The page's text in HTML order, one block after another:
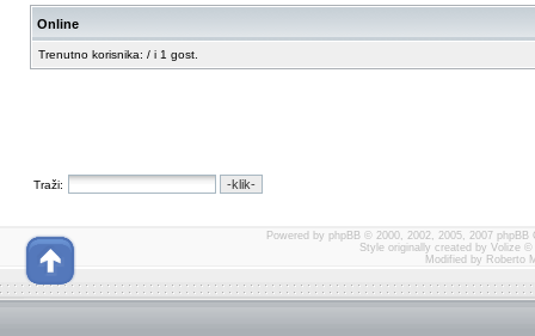
Online
Trenutno korisnika: / i 1 gost.
Traži:
Powered by phpBB © 2000, 2002, 2005, 2007 phpBB
Style originally created by Volize ©
Modified by Roberto